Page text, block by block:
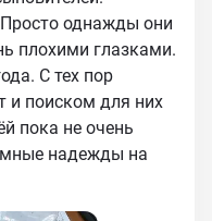
однажды они
плохими глазками.
С тех пор
и поиском для них
пока не очень
надежды на